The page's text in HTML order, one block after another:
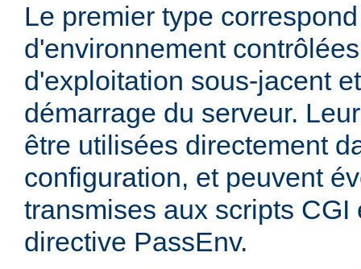
Le premier type
d'environnement
d'exploitation sous-jacent
démarrage du serveur.
être utilisées directement
configuration, et peuvent
transmises aux scripts CGI
directive PassEnv.